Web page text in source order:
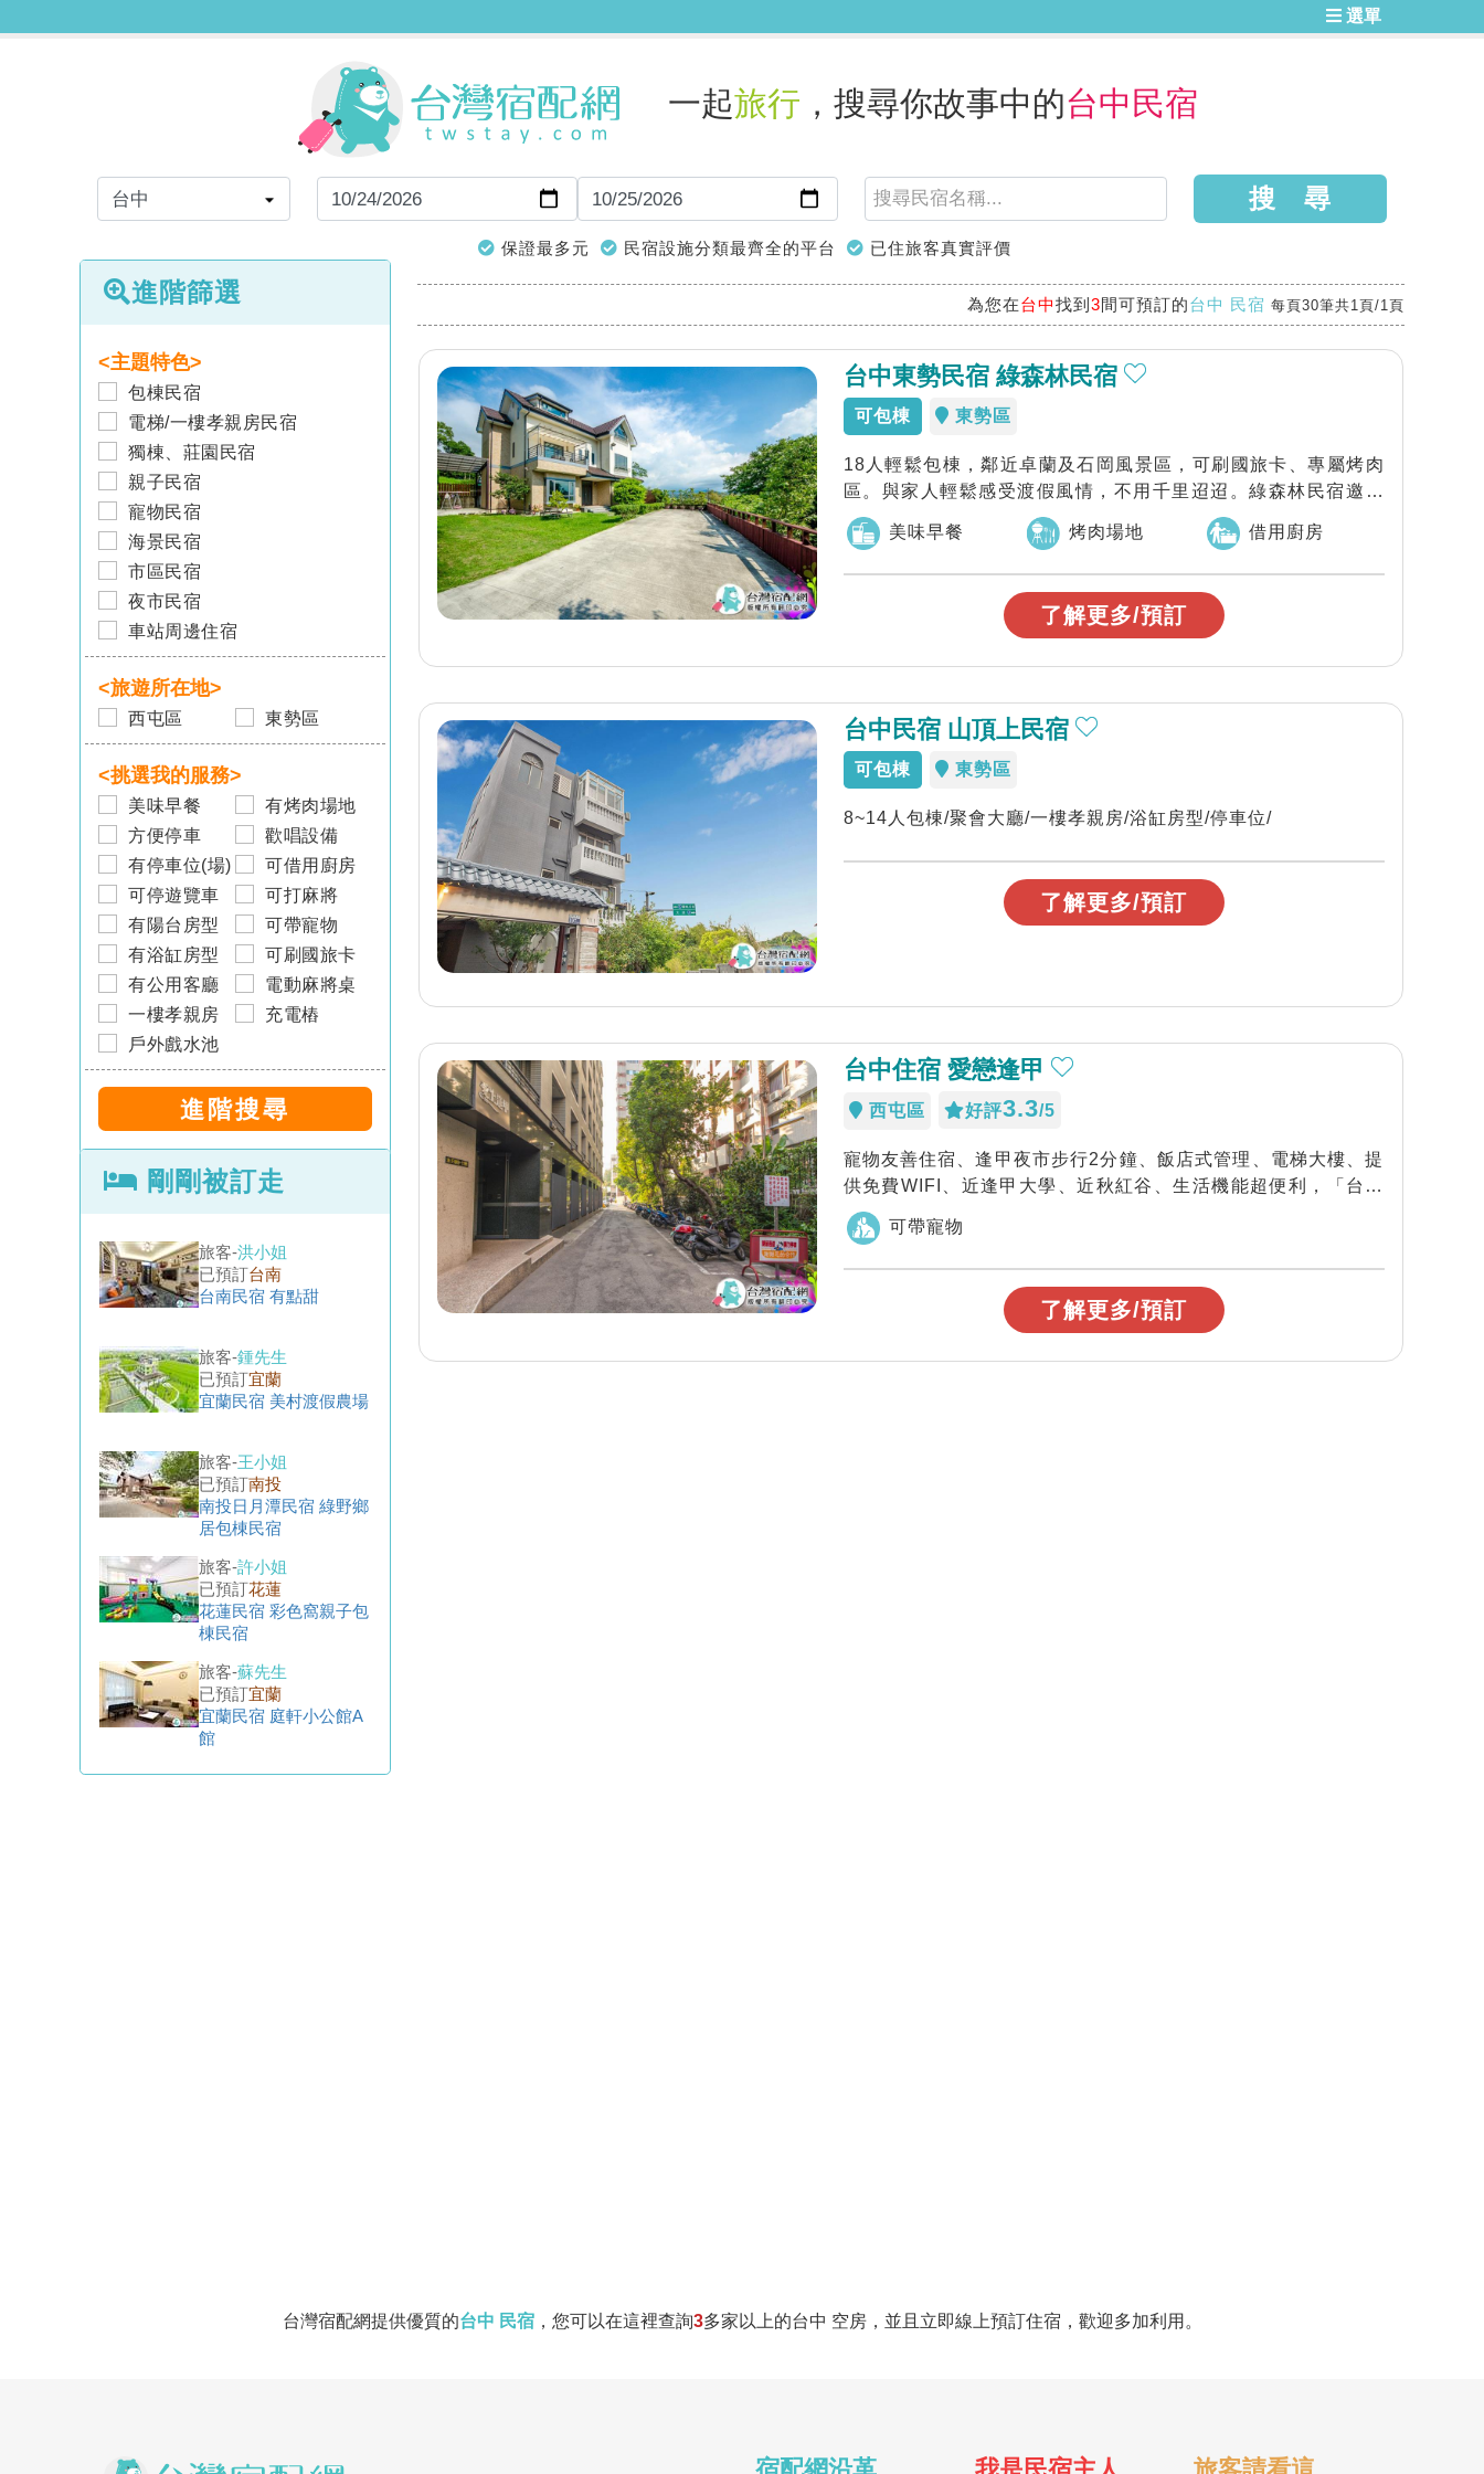
選單
一起旅行 ，搜尋你故事中的台中民宿
保證最多元 民宿設施分類最齊全的平台 已住旅客真實評價
進階篩選
<主題特色>
包棟民宿
電梯/一樓孝親房民宿
獨棟、莊園民宿
親子民宿
寵物民宿
海景民宿
市區民宿
夜市民宿
車站周邊住宿
<旅遊所在地>
西屯區 東勢區
<挑選我的服務>
美味早餐
有烤肉場地
方便停車
歡唱設備
有停車位(場)
可借用廚房
可停遊覽車
可打麻將
有陽台房型
可帶寵物
有浴缸房型
可刷國旅卡
有公用客廳
電動麻將桌
一樓孝親房
充電樁
戶外戲水池
剛剛被訂走
旅客-
已預訂
台東民宿 花媽故鄉民宿
旅客-楊小姐
已預訂宜蘭
宜蘭民宿 水井町民宿
旅客-魏小姐
已預訂
台南
台南民宿 喃喃民宿
旅客-吳先生
已預訂南投
南投埔里民宿 留宿人文
旅店
旅客-林先生
已預訂
宜蘭民宿 海吉兒villa
旅客-貝小姐
已預訂台南
台南民宿 想不到
已預訂台南
台南民宿 有點甜
已預訂宜蘭
宜蘭民宿 美村渡假農場
已預訂南投
南投日月潭民宿 綠野鄉
居包棟民宿
已預訂花蓮
花蓮民宿 彩色窩親子包
棟民宿
已預訂宜蘭
宜蘭民宿 庭軒小公館A
館
已預訂南投
宜蘭民宿 丸山村民宿
為您在台中找到 3間可預訂的台中 民宿 每頁30筆共1頁/1頁
台中東勢民宿 綠森林民宿
可包棟 東勢區
18人輕鬆包棟，鄰近卓蘭及石岡風景區，可刷國旅卡、專屬烤肉
區。與家人輕鬆感受渡假風情，不用千里迢迢。綠森林民宿邀您
親自來體驗。
美味早餐 烤肉場地 借用廚房
了解更多/預訂
台中民宿 山頂上民宿
可包棟 東勢區
8~14人包棟/聚會大廳/一樓孝親房/浴缸房型/停車位/
了解更多/預訂
台中住宿 愛戀逢甲
西屯區 好評3.3/5
寵物友善住宿、逢甲夜市步行2分鐘、飯店式管理、電梯大樓、提
供免費WIFI、近逢甲大學、近秋紅谷、生活機能超便利，「台中
愛戀逢甲」環...
可帶寵物
了解更多/預訂
台灣宿配網提供優質的台中 民宿，您可以在這裡查詢3多家以上的台中 空房，並且立即線上預訂住宿，歡迎多加利用。